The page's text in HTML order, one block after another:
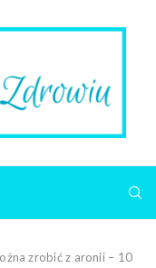
zrobić z aronii – 10